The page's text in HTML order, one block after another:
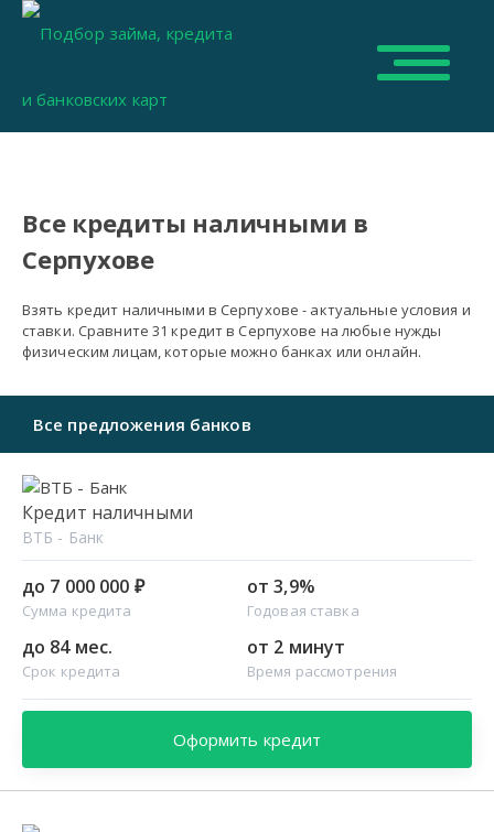
Все кредиты наличными в
Серпухове
Взять кредит наличными в Серпухове - актуальные условия и
ставки. Сравните 31 кредит в Серпухове на любые нужды
физическим лицам, которые можно банках или онлайн.
Все предложения банков
Кредит наличными
ВТБ - Банк
до 7 000 000 ₽
Сумма кредита
от 3,9%
Годовая ставка
до 84 мес.
Срок кредита
от 2 минут
Время рассмотрения
Оформить кредит